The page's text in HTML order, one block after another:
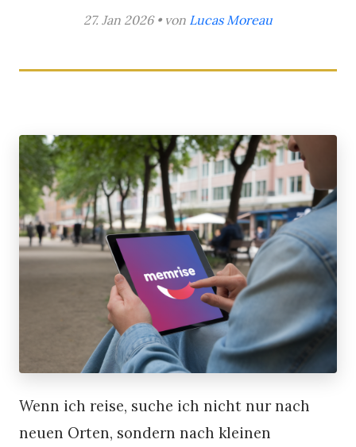
27. Jan 2026 • von Lucas Moreau
Wenn ich reise, suche ich nicht nur nach
neuen Orten, sondern nach kleinen